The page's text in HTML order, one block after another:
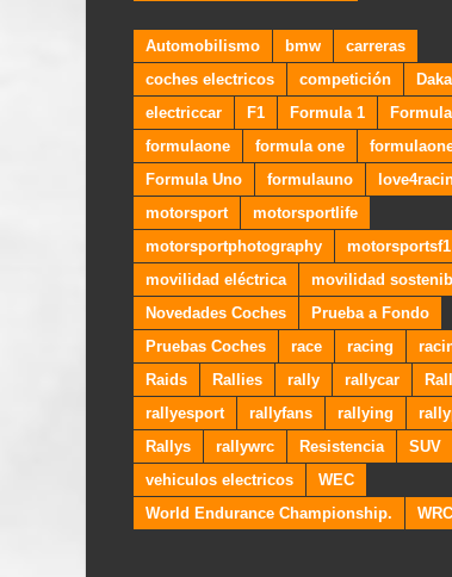
Automobilismo bmw
carreras
coches electricos
competición
electriccar
F1 Formula 1
formulaone
formula one
Formula Uno
formulauno
motorsport
motorsportlife
motorsportphotography
motorsportsf1
movilidad eléctrica
movilidad
Novedades Coches
Prueba a Fondo
Pruebas Coches
race racing
Raids
Rallies rally rallycar
rallyesport
rallyfans rallying
Rallys
rallywrc Resistencia
SUV
vehiculos electricos
WEC
World Endurance Championship.
WRC